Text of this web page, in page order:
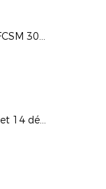
Soirée des Bénévoles FCSM 30-01-26
Interligue U15F du 12 et 14 décembre 2025